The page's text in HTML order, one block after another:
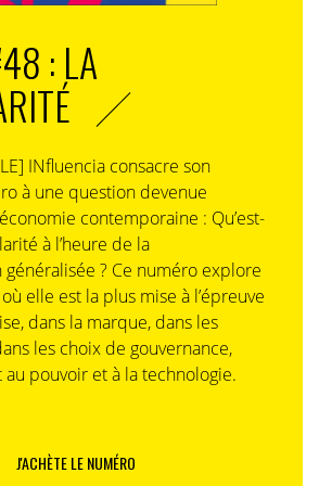
: LA
INfluencia consacre son
à une question devenue
contemporaine : Qu’est-
à l’heure de la
? Ce numéro explore
elle est la plus mise à l’épreuve
dans la marque, dans les
les choix de gouvernance,
pouvoir et à la technologie.
J'ACHÈTE LE NUMÉRO